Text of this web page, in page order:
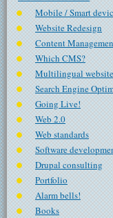
Mobile / Smart
Website Redesign
Content
Which CMS?
Multilingual
Search Engine
Going Live!
Web 2.0
Web standards
Software
Drupal consulting
Portfolio
Alarm bells!
Books